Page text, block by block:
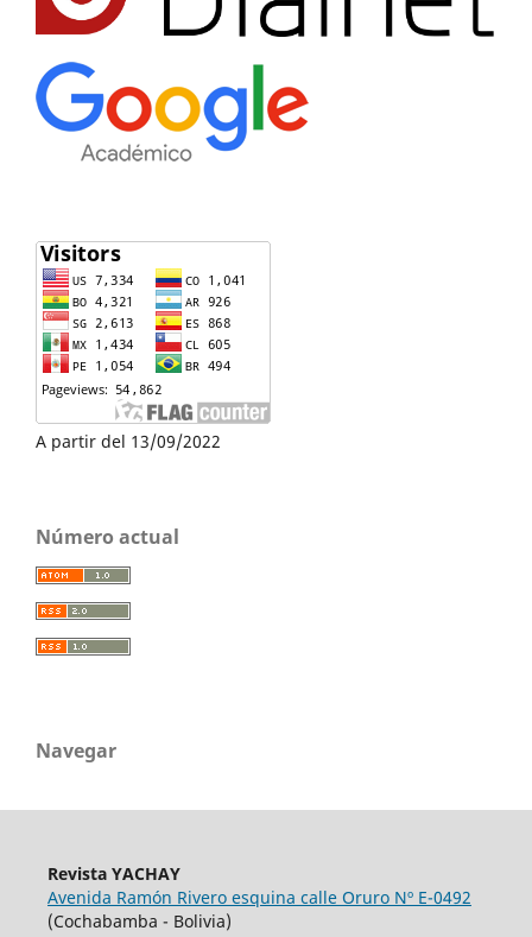
A partir del 13/09/2022
Número actual
Navegar
Revista YACHAY
Avenida Ramón Rivero esquina calle Oruro Nº E-0492
(Cochabamba - Bolivia)